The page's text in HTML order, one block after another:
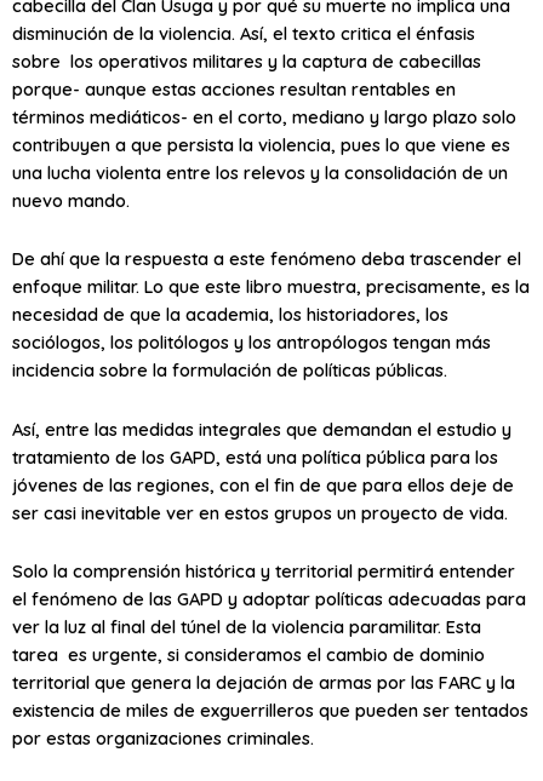
cabecilla del Clan Úsuga y por qué su muerte no implica una
disminución de la violencia. Así, el texto critica el énfasis
sobre los operativos militares y la captura de cabecillas
porque- aunque estas acciones resultan rentables en
términos mediáticos- en el corto, mediano y largo plazo solo
contribuyen a que persista la violencia, pues lo que viene es
una lucha violenta entre los relevos y la consolidación de un
nuevo mando.
De ahí que la respuesta a este fenómeno deba trascender el
enfoque militar. Lo que este libro muestra, precisamente, es la
necesidad de que la academia, los historiadores, los
sociólogos, los politólogos y los antropólogos tengan más
incidencia sobre la formulación de políticas públicas.
Así, entre las medidas integrales que demandan el estudio y
tratamiento de los GAPD, está una política pública para los
jóvenes de las regiones, con el fin de que para ellos deje de
ser casi inevitable ver en estos grupos un proyecto de vida.
Solo la comprensión histórica y territorial permitirá entender
el fenómeno de las GAPD y adoptar políticas adecuadas para
ver la luz al final del túnel de la violencia paramilitar. Esta
tarea es urgente, si consideramos el cambio de dominio
territorial que genera la dejación de armas por las FARC y la
existencia de miles de exguerrilleros que pueden ser tentados
por estas organizaciones criminales.